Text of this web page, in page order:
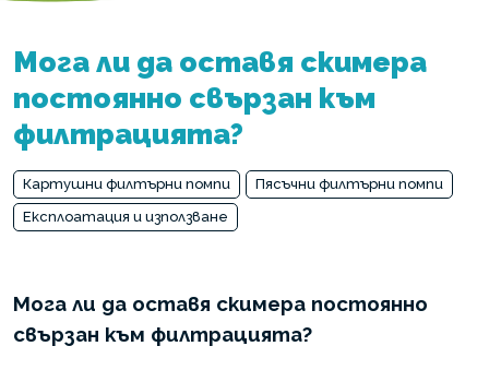
Мога ли да оставя скимера
постоянно свързан към
филтрацията?
Картушни филтърни помпи
Пясъчни филтърни помпи
Експлоатация и използване
Мога ли да оставя скимера постоянно
свързан към филтрацията?